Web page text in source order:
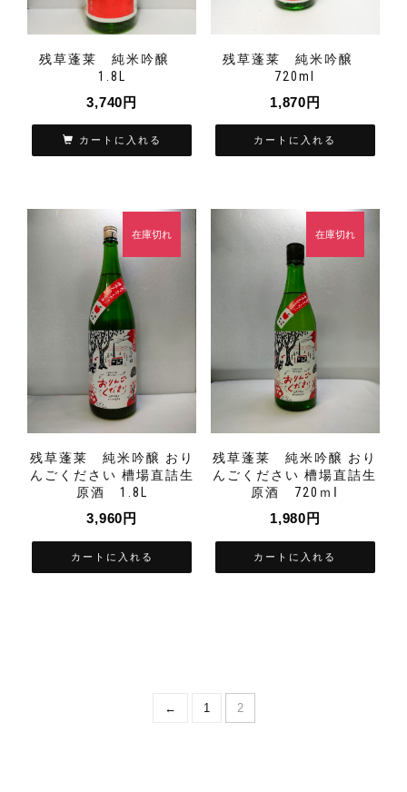
残草蓬莱 純米吟醸
1.8L
3,740 円
カートに入れる
残草蓬莱 純米吟醸
720ml
1,870 円
カートに入れる
残草蓬莱 純米吟醸 おり
んごください 槽場直詰生
原酒 1.8L
3,960 円
在庫切れ
カートに入れる
残草蓬莱 純米吟醸 おり
んごください 槽場直詰生
原酒 720ｍⅼ
1,980 円
在庫切れ
カートに入れる
← 1 2